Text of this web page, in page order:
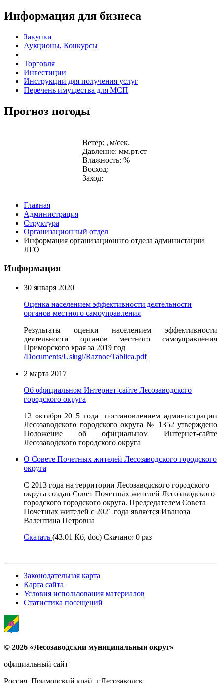
Информация для бизнеса
Закупки
Аукционы, Конкурсы
Торговля
Инвестиции
Инструкции для получения услуг
Перечень имущества для МСП
Прогноз погоды
Ветер: , м/сек.
Давление: мм.рт.ст.
Влажность: %
Восход:
Заход:
Главная
Администрация
Структура
Организационный отдел
Информация организационнго отдела администации
ЛГО
Информация
30 января 2020
Оценка населением эффективности деятельности
органов местного самоуправления
Результаты оценки населением эффективности
деятельности органов местного самоуправления
Приморского края за 2019 год
/Documents/Uslugi/Raznoe/Tablica.pdf
2 марта 2017
Об официальном Интернет-сайте Лесозаводского
городского округа
12 октября 2015 года постановлением администрации
Лесозаводского городского округа № 1352 утверждено
Положение об официальном Интернет-сайте
Лесозаводского городского округа
О Совете Почетных жителей Лесозаводского городского
округа
С 2013 года на территории Лесозаводского городского
округа создан Совет Почетных жителей Лесозаводского
городского городского округа. Председателем Совета
Почетных жителей с 2021 года является Иванова
Валентина Петровна
Скачать (43.01 Кб, doc) Скачано: 0 раз
Законодательная карта
Карта сайта
Условия использования материалов
Статистика посещений
© 2026 «Лесозаводский муниципальный округ»
официальный сайт
Россия, Приморский край, г.Лесозаводск,